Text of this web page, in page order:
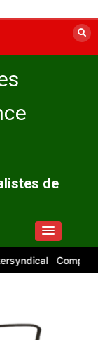
de
Compte-